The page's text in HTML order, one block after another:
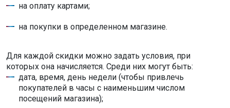
на оплату картами;
на покупки в определенном магазине.
Для каждой скидки можно задать условия, при
которых она начисляется. Среди них могут быть:
дата, время, день недели (чтобы привлечь
покупателей в часы с наименьшим числом
посещений магазина);